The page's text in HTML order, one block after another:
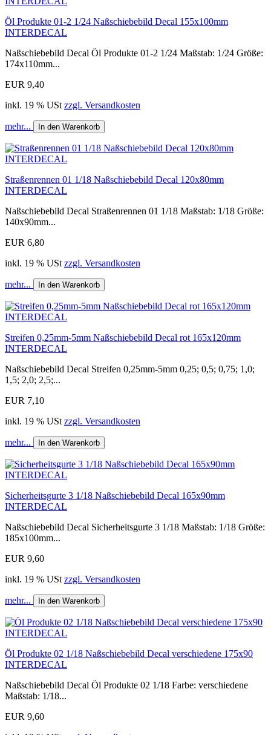
Öl Produkte 01-2 1/24 Naßschiebebild Decal 155x100mm
INTERDECAL
Naßschiebebild Decal Öl Produkte 01-2 1/24 Maßstab: 1/24 Größe:
174x110mm...
EUR 9,40
inkl. 19 % USt zzgl. Versandkosten
mehr... In den Warenkorb
Straßenrennen 01 1/18 Naßschiebebild Decal 120x80mm
INTERDECAL
Naßschiebebild Decal Straßenrennen 01 1/18 Maßstab: 1/18 Größe:
140x90mm...
EUR 6,80
inkl. 19 % USt zzgl. Versandkosten
mehr... In den Warenkorb
Streifen 0,25mm-5mm Naßschiebebild Decal rot 165x120mm
INTERDECAL
Naßschiebebild Decal Streifen 0,25mm-5mm 0,25; 0,5; 0,75; 1,0;
1,5; 2,0; 2,5;...
EUR 7,10
inkl. 19 % USt zzgl. Versandkosten
mehr... In den Warenkorb
Sicherheitsgurte 3 1/18 Naßschiebebild Decal 165x90mm
INTERDECAL
Naßschiebebild Decal Sicherheitsgurte 3 1/18 Maßstab: 1/18 Größe:
185x100mm...
EUR 9,60
inkl. 19 % USt zzgl. Versandkosten
mehr... In den Warenkorb
Öl Produkte 02 1/18 Naßschiebebild Decal verschiedene 175x90
INTERDECAL
Naßschiebebild Decal Öl Produkte 02 1/18 Farbe: verschiedene
Maßstab: 1/18...
EUR 9,60